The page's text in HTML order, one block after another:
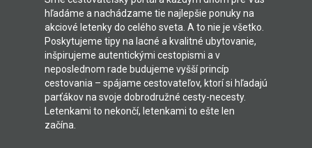
hľadáme a nachádzame tie najlepšie ponuky na
akciové letenky do celého sveta. A to nie je všetko.
Poskytujeme tipy na lacné a kvalitné ubytovanie,
inšpirujeme autentickými cestopismi a v
neposlednom rade budujeme vyšší princíp
cestovania – spájame cestovateľov, ktorí si hľadajú
parťákov na svoje dobrodružné cesty-necesty.
Letenkami to nekončí, letenkami to ešte len
začína.